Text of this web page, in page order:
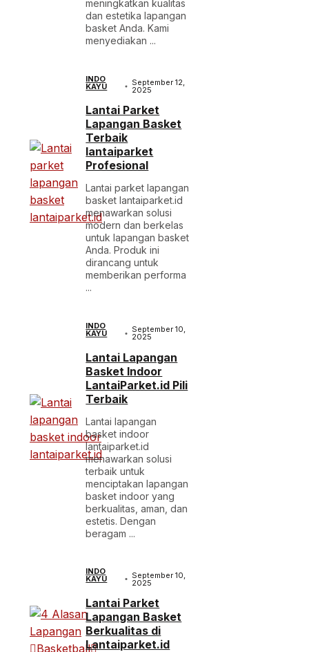
meningkatkan kualitas
dan estetika lapangan
basket Anda. Kami
menyediakan ...
INDO
KAYU September 12,
2025
Lantai Parket
Lapangan Basket
Terbaik
lantaiparket
Profesional
Lantai parket lapangan
basket lantaiparket.id
menawarkan solusi
modern dan berkelas
untuk lapangan basket
Anda. Produk ini
dirancang untuk
memberikan performa
...
INDO
KAYU September 10,
2025
Lantai Lapangan
Basket Indoor
LantaiParket.id Pili
Terbaik
Lantai lapangan
basket indoor
lantaiparket.id
menawarkan solusi
terbaik untuk
menciptakan lapangan
basket indoor yang
berkualitas, aman, dan
estetis. Dengan
beragam ...
INDO
KAYU September 10,
2025
Lantai Parket
Lapangan Basket
Berkualitas di
Lantaiparket.id